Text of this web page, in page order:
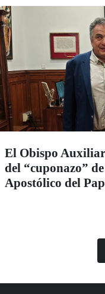
El Obispo
del “cuponazo”
Apostólico del